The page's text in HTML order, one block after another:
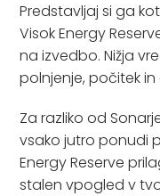
Predstavljaj si ga
Visok Energy
na izvedbo. Nižja
polnjenje, počitek
Za razliko od
vsako jutro ponudi
Energy Reserve
stalen vpogled v